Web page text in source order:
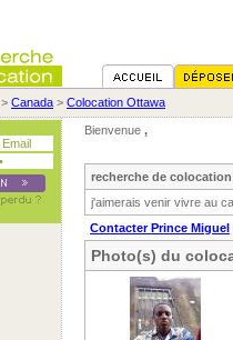
> Canada > Colocation Ottawa
Bienvenue ,
recherche de colocation
j'aimerais venir vivre au
Contacter Prince Miguel
Photo(s) du